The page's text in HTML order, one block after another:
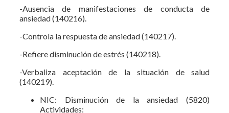
-Ausencia de manifestaciones de conducta de
ansiedad (140216).
-Controla la respuesta de ansiedad (140217).
-Refiere disminución de estrés (140218).
-Verbaliza aceptación de la situación de salud
(140219).
NIC: Disminución de la ansiedad (5820)
Actividades: